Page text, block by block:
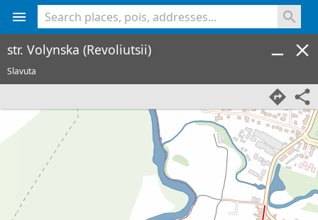
str. Volynska (Revoliutsii)
Slavuta
<% console.log(hcard) %>